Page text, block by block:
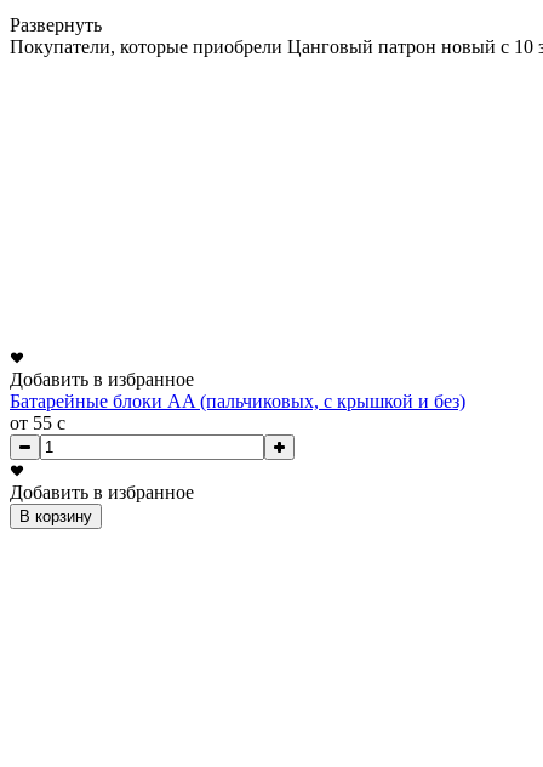
Развернуть
Покупатели, которые приобрели Цанговый патрон новый с 10
Добавить в избранное
Батарейные блоки AA (пальчиковых, с крышкой и без)
от 55 c
Добавить в избранное
В корзину